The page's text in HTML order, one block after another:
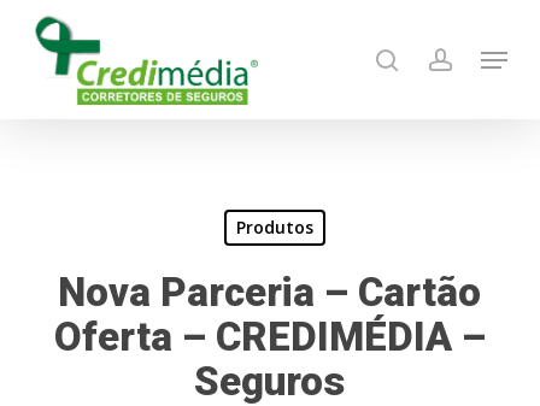
search account
Menu
Produtos
Nova Parceria – Cartão
Oferta – CREDIMÉDIA –
Seguros